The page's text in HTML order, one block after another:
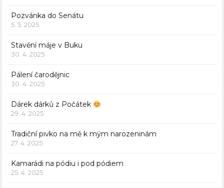
Pozvánka do Senátu
5. 5. 2025
Stavění máje v Buku
30. 4. 2025
Pálení čarodějnic
30. 4. 2025
Dárek dárků z Počátek
29. 4. 2025
Tradiční pivko na mě k mým narozeninám
27. 4. 2025
Kamarádi na pódiu i pod pódiem
25. 4. 2025